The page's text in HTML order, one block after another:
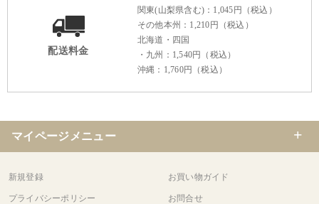
配送料金
関東(山梨県含む)：1,045円（税込）
その他本州：1,210円（税込）
北海道・四国
・九州：1,540円（税込）
沖縄：1,760円（税込）
マイページメニュー
新規登録 お買い物ガイド
プライバシーポリシー お問合せ